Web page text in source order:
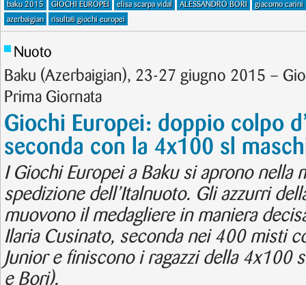
baku 2015 GIOCHI EUROPEI elisa scarpa vidal ALESSANDRO BORI
giacomo carini
azerbaigian
risultati giochi europei
Nuoto
Baku (Azerbaigian), 23-27 giugno 2015 –
Prima Giornata
Giochi Europei: doppio colpo
seconda con la 4x100 sl
I Giochi Europei a Baku si aprono nella
spedizione dell’Italnuoto. Gli azzurri
muovono il medagliere in maniera
Ilaria Cusinato, seconda nei 400 misti
Junior e finiscono i ragazzi della 4x100
e Bori).